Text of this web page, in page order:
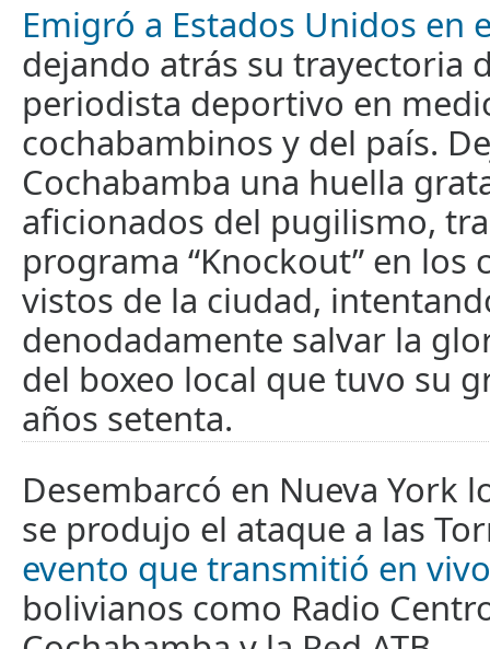
Emigró a Estados Unidos en
dejando atrás su trayectoria
periodista deportivo en
cochabambinos y del país.
Cochabamba una huella
aficionados del pugilismo,
programa “Knockout” en los
vistos de la ciudad,
denodadamente salvar la
del boxeo local que tuvo su
años setenta.
Desembarcó en Nueva York
se produjo el ataque a las
evento que transmitió en vivo
bolivianos como Radio